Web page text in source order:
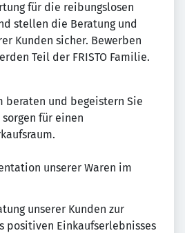
für die reibungslosen
stellen die Beratung und
Kunden sicher. Bewerben
Teil der FRISTO Familie.
beraten und begeistern Sie
für einen
unserer Waren im
unserer Kunden zur
positiven Einkaufserlebnisses